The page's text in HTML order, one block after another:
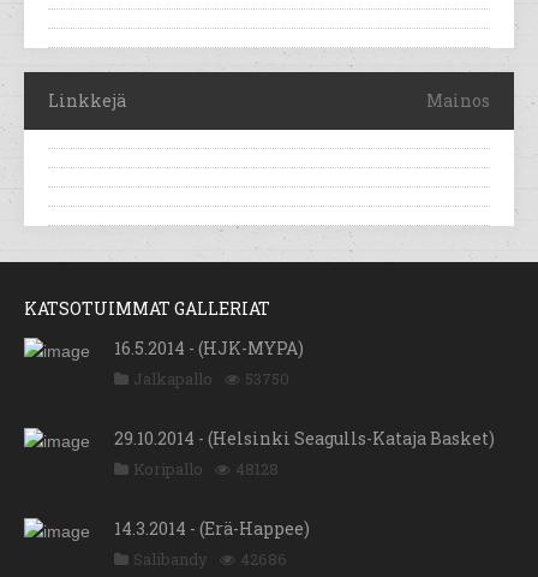
Linkkejä Mainos
KATSOTUIMMAT GALLERIAT
16.5.2014 - (HJK-MYPA)
Jalkapallo 53750
29.10.2014 - (Helsinki Seagulls-Kataja Basket)
Koripallo 48128
14.3.2014 - (Erä-Happee)
Salibandy 42686